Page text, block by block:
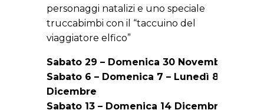
personaggi natalizi e uno speciale
truccabimbi con il “taccuino del
viaggiatore elfico”
Sabato 29 – Domenica 30 Novembre
Sabato 6 – Domenica 7 – Lunedì 8
Dicembre
Sabato 13 – Domenica 14 Dicembre